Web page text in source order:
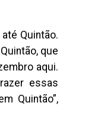
Quintão.
que
aqui.
essas
Quintão”,